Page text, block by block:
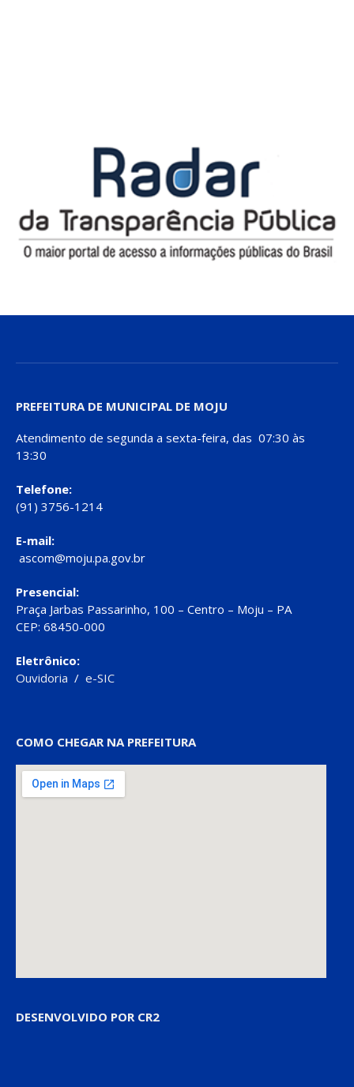
PREFEITURA DE MUNICIPAL DE MOJU
Atendimento de segunda a sexta-feira, das 07:30 às
13:30
Telefone:
(91) 3756-1214
E-mail:
ascom@moju.pa.gov.br
Presencial:
Praça Jarbas Passarinho, 100 – Centro – Moju – PA
CEP: 68450-000
Eletrônico:
Ouvidoria / e-SIC
COMO CHEGAR NA PREFEITURA
DESENVOLVIDO POR CR2